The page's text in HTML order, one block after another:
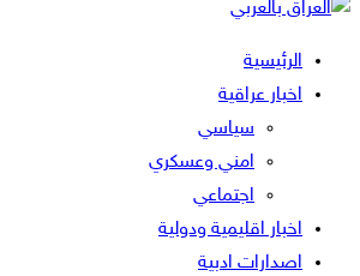
الرئيسية
اخبار عراقية
سياسي
امني وعسكري
اجتماعي
اخبار اقليمية ودولية
اصدارات ادبية